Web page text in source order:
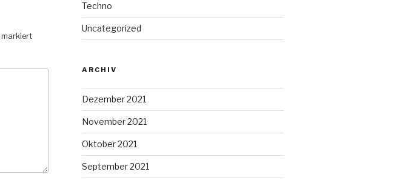
markiert
Techno
Uncategorized
ARCHIV
Dezember 2021
November 2021
Oktober 2021
September 2021